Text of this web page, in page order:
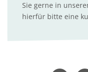
Sie gerne in
hierfür bitte eine